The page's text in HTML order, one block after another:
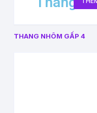
THANG NHÔM GẤP 4